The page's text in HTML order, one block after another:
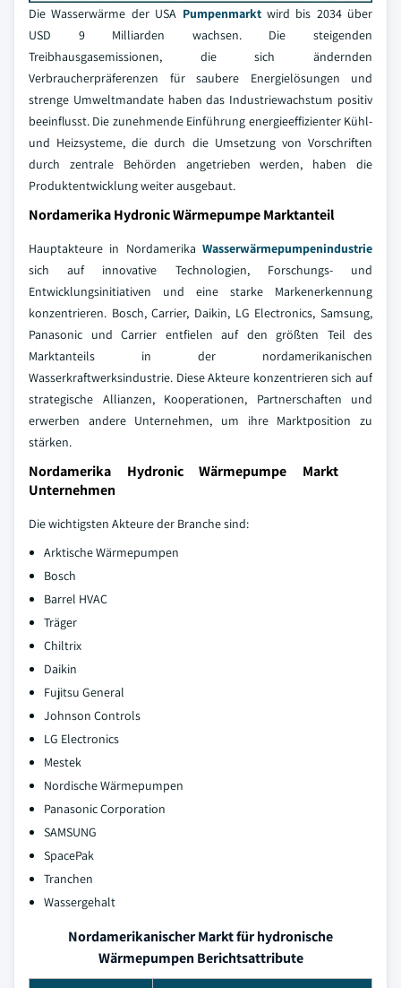
Die Wasserwärme der USA Pumpenmarktwird bis 2034 über
USD 9 Milliarden wachsen. Die steigenden
Treibhausgasemissionen, die sich ändernden
Verbraucherpräferenzen für saubere Energielösungen und
strenge Umweltmandate haben das Industriewachstum positiv
beeinflusst. Die zunehmende Einführung energieeffizienter Kühl-
und Heizsysteme, die durch die Umsetzung von Vorschriften
durch zentrale Behörden angetrieben werden, haben die
Produktentwicklung weiter ausgebaut.
Nordamerika Hydronic Wärmepumpe Marktanteil
Hauptakteure in Nordamerika Wasserwärmepumpenindustrie
sich auf innovative Technologien, Forschungs- und
Entwicklungsinitiativen und eine starke Markenerkennung
konzentrieren. Bosch, Carrier, Daikin, LG Electronics, Samsung,
Panasonic und Carrier entfielen auf den größten Teil des
Marktanteils in der nordamerikanischen
Wasserkraftwerksindustrie. Diese Akteure konzentrieren sich auf
strategische Allianzen, Kooperationen, Partnerschaften und
erwerben andere Unternehmen, um ihre Marktposition zu
stärken.
Nordamerika Hydronic Wärmepumpe Markt
Unternehmen
Die wichtigsten Akteure der Branche sind:
Arktische Wärmepumpen
Bosch
Barrel HVAC
Träger
Chiltrix
Daikin
Fujitsu General
Johnson Controls
LG Electronics
Mestek
Nordische Wärmepumpen
Panasonic Corporation
SAMSUNG
SpacePak
Tranchen
Wassergehalt
Nordamerikanischer Markt für hydronische
Wärmepumpen Berichtsattribute